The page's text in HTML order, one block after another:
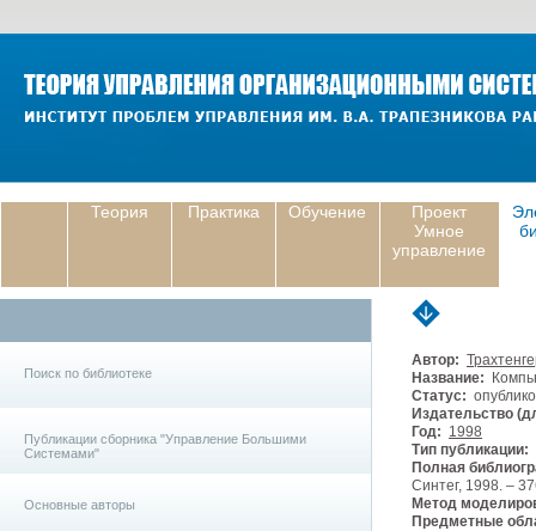
Теория Практика Обучение
Проект
Умное
управление
Поиск по библиотеке
Публикации сборника "Управление Большими
Системами"
Основные авторы
Автор:
Название:
Статус:
Издательство
Год: 1998
Тип публикации:
Полная
Синтег, 1998. –
Метод
Предметные